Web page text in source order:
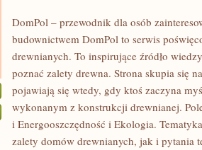
DomPol – przewodnik dla osób
budownictwem DomPol to serwis
drewnianych. To inspirujące źródło
poznać zalety drewna. Strona skupia się
pojawiają się wtedy, gdy ktoś zaczyna
wykonanym z konstrukcji drewnianej.
i Energooszczędność i Ekologia.
zalety domów drewnianych, jak i pytania